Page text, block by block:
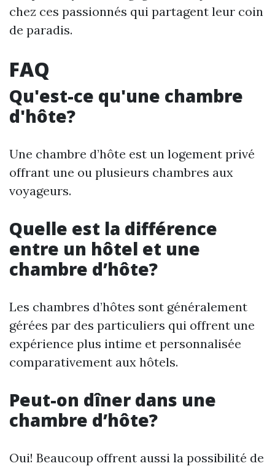
chez ces passionnés qui partagent leur coin
de paradis.
FAQ
Qu'est-ce qu'une chambre
d'hôte?
Une chambre d’hôte est un logement privé
offrant une ou plusieurs chambres aux
voyageurs.
Quelle est la différence
entre un hôtel et une
chambre d’hôte?
Les chambres d’hôtes sont généralement
gérées par des particuliers qui offrent une
expérience plus intime et personnalisée
comparativement aux hôtels.
Peut-on dîner dans une
chambre d’hôte?
Oui! Beaucoup offrent aussi la possibilité de